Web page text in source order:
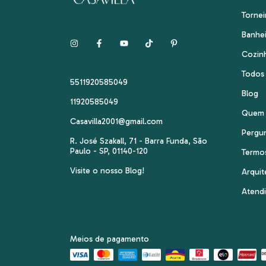
5511920585049
11920585049
Casavilla2001@gmail.com
R. José Szakall, 71 - Barra Funda, São
Paulo - SP, 01140-120
Visite o nosso Blog!
Blog
Meios de pagamento